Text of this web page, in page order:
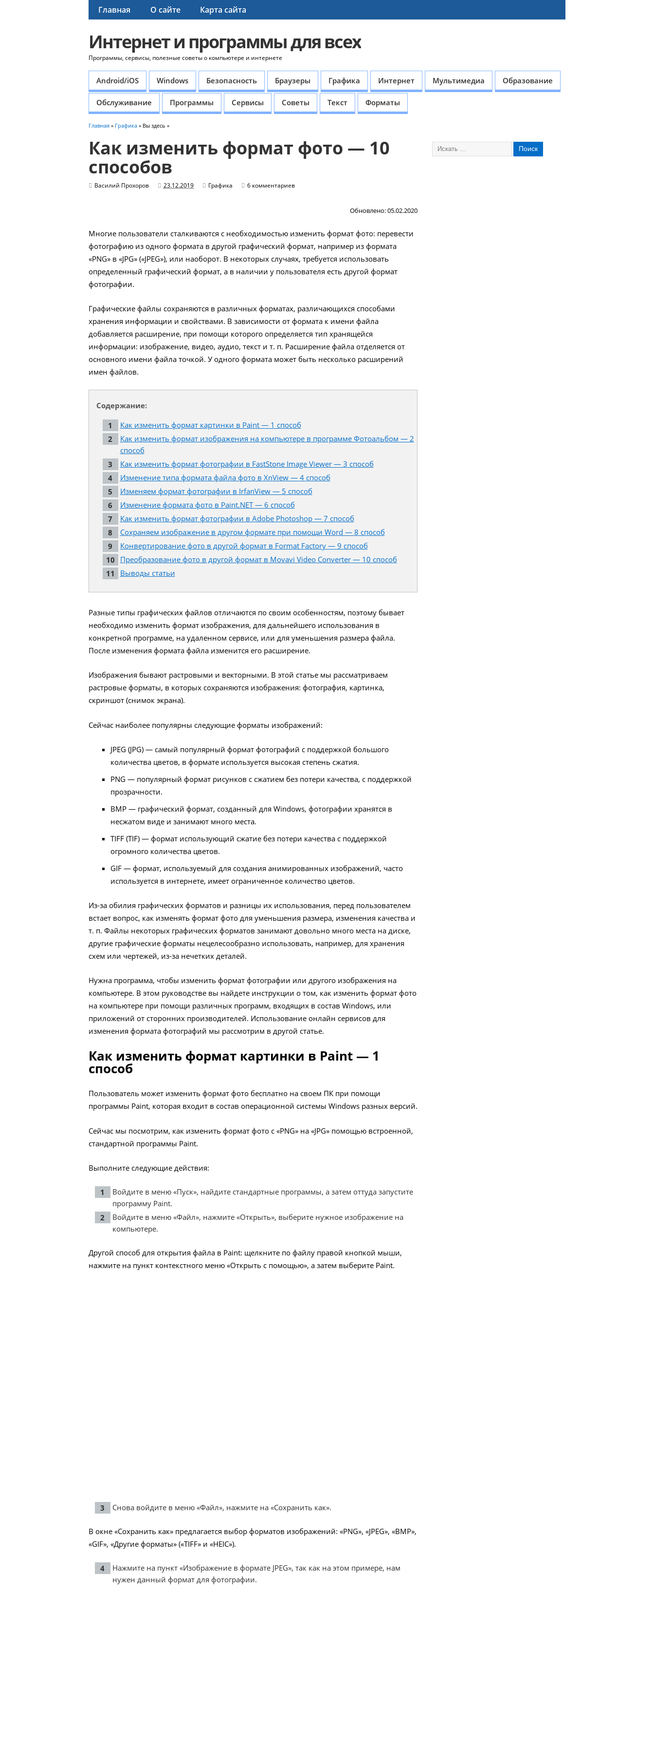
Главная О сайте Карта сайта
Интернет и программы для всех
Программы, сервисы, полезные советы о компьютере и интернете
Android/iOS Windows Безопасность Браузеры Графика Интернет Мультимедиа Образование
Обслуживание Программы Сервисы Советы Текст Форматы
Главная » Графика » Вы здесь »
Как изменить формат фото — 10
способов
Василий Прохоров 23.12.2019 Графика 6 комментариев
Обновлено: 05.02.2020
Многие пользователи сталкиваются с необходимостью изменить формат фото: перевести
фотографию из одного формата в другой графический формат, например из формата
«PNG» в «JPG» («JPEG»), или наоборот. В некоторых случаях, требуется использовать
определенный графический формат, а в наличии у пользователя есть другой формат
фотографии.
Графические файлы сохраняются в различных форматах, различающихся способами
хранения информации и свойствами. В зависимости от формата к имени файла
добавляется расширение, при помощи которого определяется тип хранящейся
информации: изображение, видео, аудио, текст и т. п. Расширение файла отделяется от
основного имени файла точкой. У одного формата может быть несколько расширений
имен файлов.
Содержание:
Как изменить формат картинки в Paint — 1 способ
Как изменить формат изображения на компьютере в программе Фотоальбом — 2
способ
Как изменить формат фотографии в FastStone Image Viewer — 3 способ
Изменение типа формата файла фото в XnView — 4 способ
Изменяем формат фотографии в IrfanView — 5 способ
Изменение формата фото в Paint.NET — 6 способ
Как изменить формат фотографии в Adobe Photoshop — 7 способ
Сохраняем изображение в другом формате при помощи Word — 8 способ
Конвертирование фото в другой формат в Format Factory — 9 способ
Преобразование фото в другой формат в Movavi Video Converter — 10 способ
Выводы статьи
Разные типы графических файлов отличаются по своим особенностям, поэтому бывает
необходимо изменить формат изображения, для дальнейшего использования в
конкретной программе, на удаленном сервисе, или для уменьшения размера файла.
После изменения формата файла изменится его расширение.
Изображения бывают растровыми и векторными. В этой статье мы рассматриваем
растровые форматы, в которых сохраняются изображения: фотография, картинка,
скриншот (снимок экрана).
Сейчас наиболее популярны следующие форматы изображений:
JPEG (JPG) — самый популярный формат фотографий с поддержкой большого
количества цветов, в формате используется высокая степень сжатия.
PNG — популярный формат рисунков с сжатием без потери качества, с поддержкой
прозрачности.
BMP — графический формат, созданный для Windows, фотографии хранятся в
несжатом виде и занимают много места.
TIFF (TIF) — формат использующий сжатие без потери качества с поддержкой
огромного количества цветов.
GIF — формат, используемый для создания анимированных изображений, часто
используется в интернете, имеет ограниченное количество цветов.
Из-за обилия графических форматов и разницы их использования, перед пользователем
встает вопрос, как изменять формат фото для уменьшения размера, изменения качества и
т. п. Файлы некоторых графических форматов занимают довольно много места на диске,
другие графические форматы нецелесообразно использовать, например, для хранения
схем или чертежей, из-за нечетких деталей.
Нужна программа, чтобы изменить формат фотографии или другого изображения на
компьютере. В этом руководстве вы найдете инструкции о том, как изменить формат фото
на компьютере при помощи различных программ, входящих в состав Windows, или
приложений от сторонних производителей. Использование онлайн сервисов для
изменения формата фотографий мы рассмотрим в другой статье.
Как изменить формат картинки в Paint — 1
способ
Пользователь может изменить формат фото бесплатно на своем ПК при помощи
программы Paint, которая входит в состав операционной системы Windows разных версий.
Сейчас мы посмотрим, как изменить формат фото с «PNG» на «JPG» помощью встроенной,
стандартной программы Paint.
Выполните следующие действия:
Войдите в меню «Пуск», найдите стандартные программы, а затем оттуда запустите
программу Paint.
Войдите в меню «Файл», нажмите «Открыть», выберите нужное изображение на
компьютере.
Другой способ для открытия файла в Paint: щелкните по файлу правой кнопкой мыши,
нажмите на пункт контекстного меню «Открыть с помощью», а затем выберите Paint.
Снова войдите в меню «Файл», нажмите на «Сохранить как».
В окне «Сохранить как» предлагается выбор форматов изображений: «PNG», «JPEG», «BMP»,
«GIF», «Другие форматы» («TIFF» и «HEIC»).
Нажмите на пункт «Изображение в формате JPEG», так как на этом примере, нам
нужен данный формат для фотографии.